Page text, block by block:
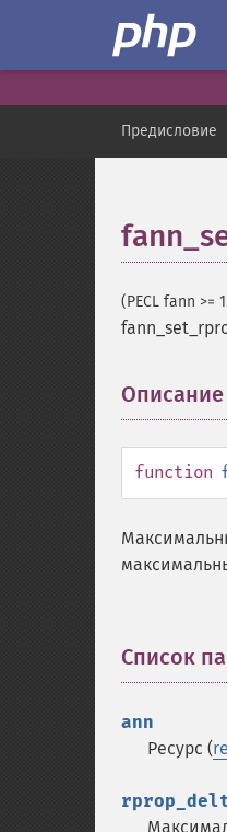
Предисловие
(PECL fann >=
Описание
function
Список
ann
Ресурс (